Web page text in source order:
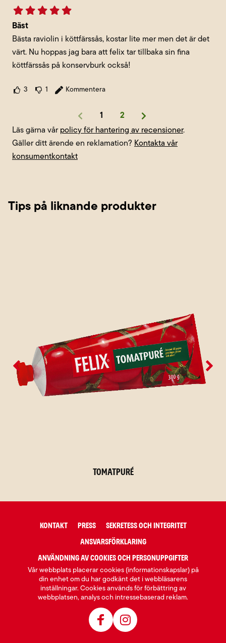
Bäst
Bästa raviolin i köttfärssås, kostar lite mer men det är det
värt. Nu hoppas jag bara att felix tar tillbaka sin fina
köttfärssås på konservburk också!
3 1 Kommentera
1
2
Läs gärna vår policy för hantering av recensioner.
Gäller ditt ärende en reklamation? Kontakta vår
konsumentkontakt
Tips på liknande produkter
Tomatpuré
KONTAKT PRESS
SEKRETESS OCH INTEGRITET
ANSVARSFÖRKLARING
ANVÄNDNING AV COOKIES OCH PERSONUPPGIFTER
Vår webbplats placerar cookies (informationskapslar) på
din enhet om du har godkänt det i webbläsarens
inställningar. Cookies används för förbättring av
webbplatsen, analys och intressebaserad reklam.